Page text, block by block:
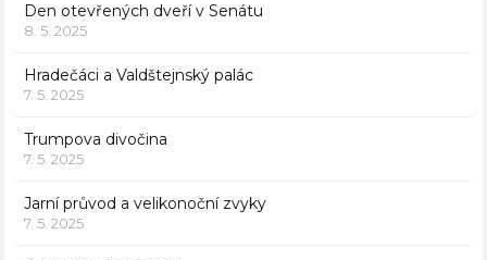
Den otevřených dveří v Senátu
8. 5. 2025
Hradečáci a Valdštejnský palác
7. 5. 2025
Trumpova divočina
7. 5. 2025
Jarní průvod a velikonoční zvyky
7. 5. 2025